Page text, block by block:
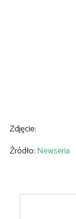
Zdjęcie:
Źródło: Newseria